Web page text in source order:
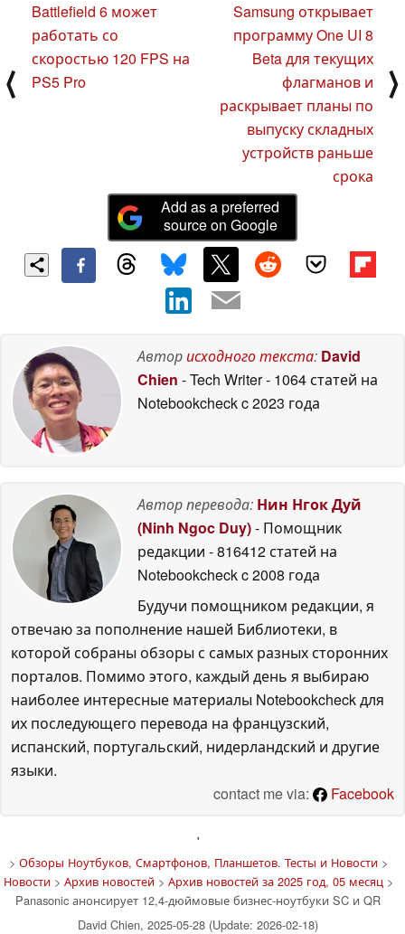
⟨
Battlefield 6 может
работать со
скоростью 120 FPS на
PS5 Pro
Samsung открывает
программу One UI 8
Beta для текущих
флагманов и
раскрывает планы по
выпуску складных
устройств раньше
срока
⟩
Add as a preferred
source on Google
Авторисходного текста: David
Chien - Tech Writer- 1064 статей на
Notebookcheckc 2023 года
Автор перевода: Нин Нгок Дуй
(Ninh Ngoc Duy)- Помощник
редакции - 816412 статей на
Notebookcheckc 2008 года
Будучи помощником редакции, я
отвечаю за пополнение нашей Библиотеки, в
которой собраны обзоры с самых разных сторонних
порталов. Помимо этого, каждый день я выбираю
наиболее интересные материалы Notebookcheck для
их последующего перевода на французский,
испанский, португальский, нидерландский и другие
языки.
contact me via:
Facebook
'
> Обзоры Ноутбуков, Смартфонов, Планшетов. Тесты и Новости>
Новости> Архив новостей> Архив новостей за 2025 год, 05 месяц >
Panasonic анонсирует 12,4-дюймовые бизнес-ноутбуки SC и QR
David Chien, 2025-05-28 (Update: 2026-02-18)